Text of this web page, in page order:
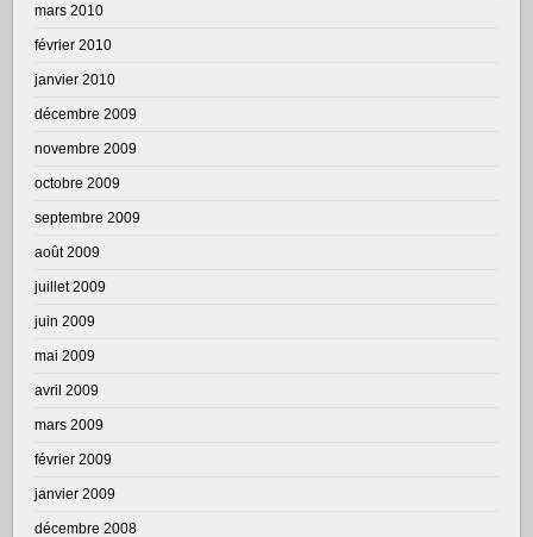
mars 2010
février 2010
janvier 2010
décembre 2009
novembre 2009
octobre 2009
septembre 2009
août 2009
juillet 2009
juin 2009
mai 2009
avril 2009
mars 2009
février 2009
janvier 2009
décembre 2008